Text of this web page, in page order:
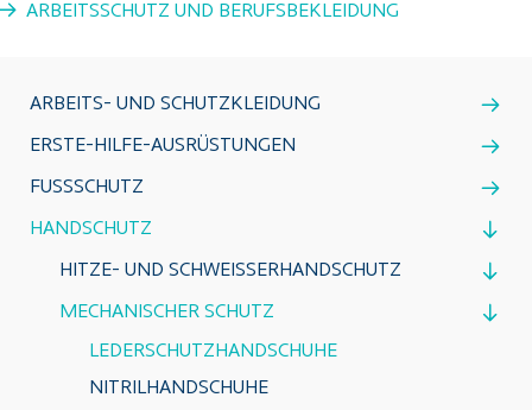
ARBEITSSCHUTZ UND BERUFSBEKLEIDUNG
ARBEITS- UND SCHUTZKLEIDUNG
ERSTE-HILFE-AUSRÜSTUNGEN
FUSSSCHUTZ
HANDSCHUTZ
HITZE- UND SCHWEISSERHANDSCHUTZ
MECHANISCHER SCHUTZ
LEDERSCHUTZHANDSCHUHE
NITRILHANDSCHUHE